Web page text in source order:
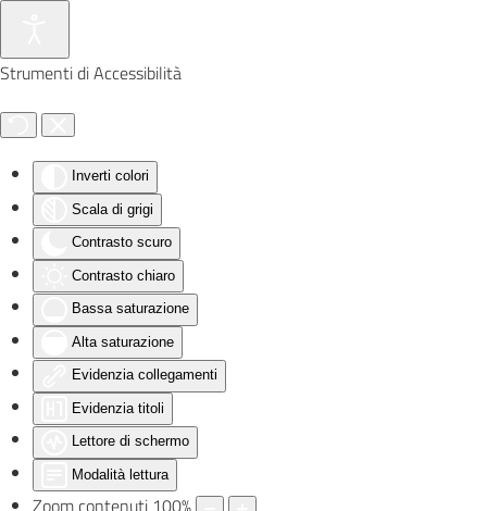
Strumenti di Accessibilità
Inverti colori
Scala di grigi
Contrasto scuro
Contrasto chiaro
Bassa saturazione
Alta saturazione
Evidenzia collegamenti
Evidenzia titoli
Lettore di schermo
Modalità lettura
Skip to main content